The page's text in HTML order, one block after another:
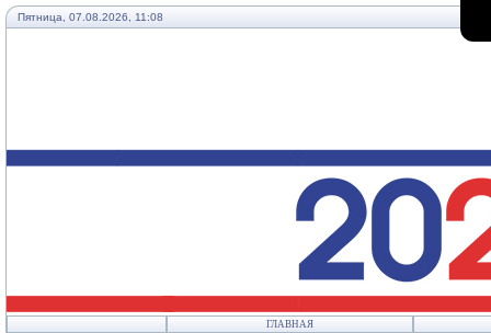
Пятница, 07.08.2026, 11:08
ГЛАВНАЯ